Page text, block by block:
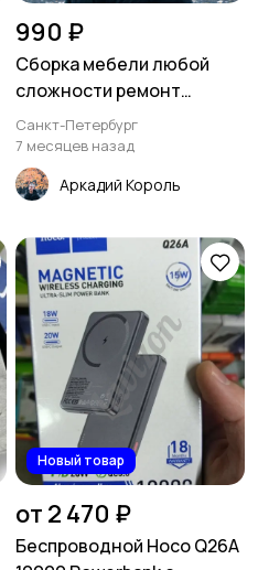
990 ₽
Сборка мебели любой
сложности ремонт
демонтаж
Санкт-Петербург
7 месяцев назад
Аркадий Король
Новый товар
от 2 470 ₽
Беспроводной Hoco Q26A